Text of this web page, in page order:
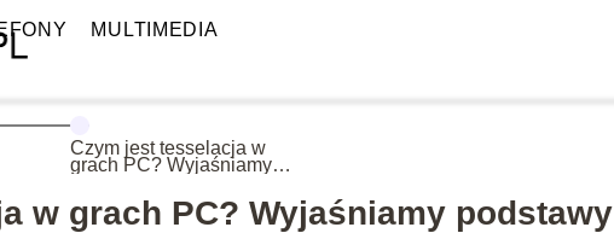
MULTIMEDIA
Czym jest tesselacja w
grach PC? Wyjaśniamy
w grach PC? Wyjaśniamy podstawy